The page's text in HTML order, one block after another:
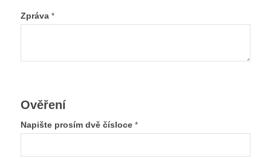
Zpráva *
Ověření
Napište prosím dvě čísloce *